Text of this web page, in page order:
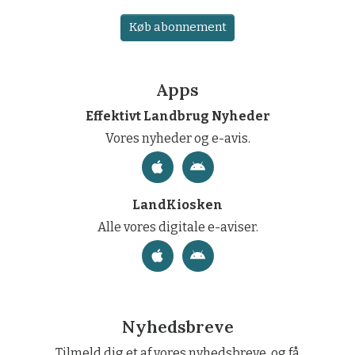
Køb abonnement
Apps
Effektivt Landbrug Nyheder
Vores nyheder og e-avis.
LandKiosken
Alle vores digitale e-aviser.
Nyhedsbreve